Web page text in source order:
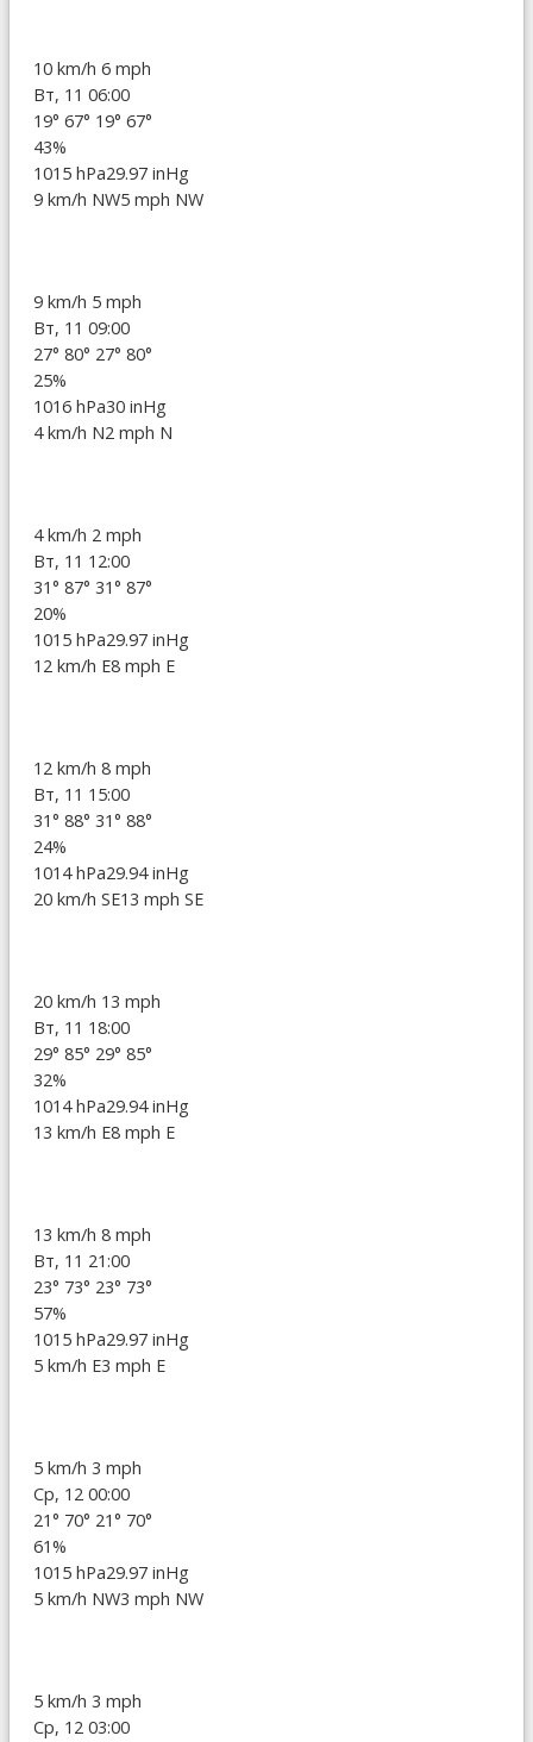
10 km/h 6 mph
Вт, 11 06:00
19° 67° 19° 67°
43%
1015 hPa29.97 inHg
9 km/h NW5 mph NW
9 km/h 5 mph
Вт, 11 09:00
27° 80° 27° 80°
25%
1016 hPa30 inHg
4 km/h N2 mph N
4 km/h 2 mph
Вт, 11 12:00
31° 87° 31° 87°
20%
1015 hPa29.97 inHg
12 km/h E8 mph E
12 km/h 8 mph
Вт, 11 15:00
31° 88° 31° 88°
24%
1014 hPa29.94 inHg
20 km/h SE13 mph SE
20 km/h 13 mph
Вт, 11 18:00
29° 85° 29° 85°
32%
1014 hPa29.94 inHg
13 km/h E8 mph E
13 km/h 8 mph
Вт, 11 21:00
23° 73° 23° 73°
57%
1015 hPa29.97 inHg
5 km/h E3 mph E
5 km/h 3 mph
Ср, 12 00:00
21° 70° 21° 70°
61%
1015 hPa29.97 inHg
5 km/h NW3 mph NW
5 km/h 3 mph
Ср, 12 03:00